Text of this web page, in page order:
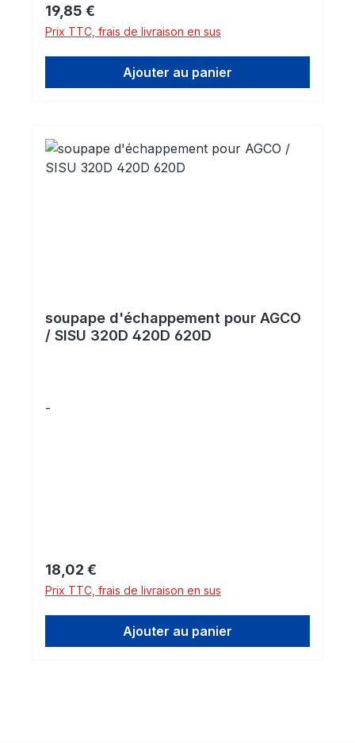
Prix régulier :
19,85 €
Prix TTC, frais de livraison en sus
Ajouter au panier
soupape d'échappement pour AGCO
/ SISU 320D 420D 620D
-
Prix régulier :
18,02 €
Prix TTC, frais de livraison en sus
Ajouter au panier